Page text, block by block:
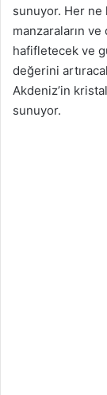
sunuyor. Her ne
manzaraların
hafifletecek ve
değerini
Akdeniz’in
sunuyor.